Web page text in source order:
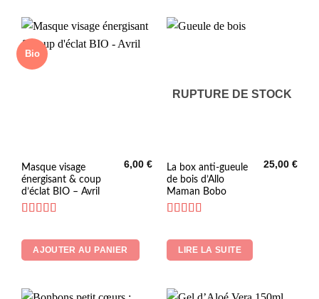
Bio
Masque visage
énergisant & coup
d’éclat BIO – Avril
6,00€
AJOUTER AU PANIER
RUPTURE DE STOCK
La box anti-gueule
de bois d’Allo
Maman Bobo
25,00€
LIRE LA SUITE